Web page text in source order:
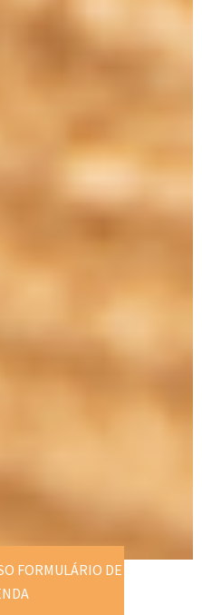
FORMULÁRIO DE